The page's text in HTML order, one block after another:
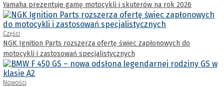
Yamaha prezentuje gamę motocykli i skuterów na rok 2026
Części
NGK Ignition Parts rozszerza ofertę świec zapłonowych do
motocykli i zastosowań specjalistycznych
Nowości